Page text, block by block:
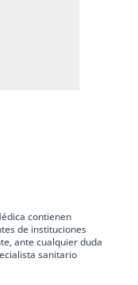
contienen
de instituciones
ante cualquier duda
sanitario